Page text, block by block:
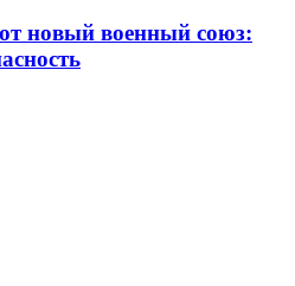
новый военный союз: